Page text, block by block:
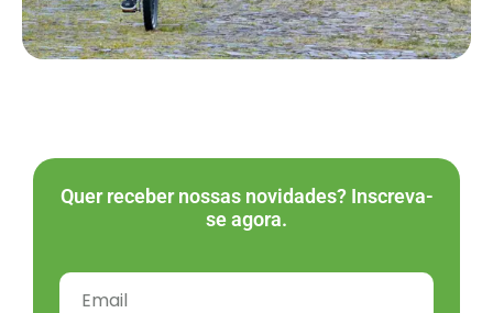
Quer receber nossas novidades? Inscreva-
se agora.